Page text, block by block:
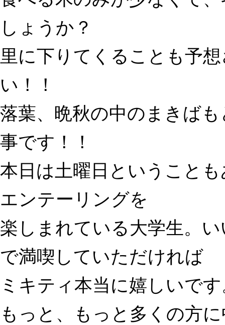
しょうか？
里に下りてくることも予
い！！
落葉、晩秋の中のまきば
事です！！
本日は土曜日ということ
エンテーリングを
楽しまれている大学生。
で満喫していただければ
ミキティ本当に嬉しいで
もっと、もっと多くの方